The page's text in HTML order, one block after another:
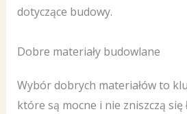
dotyczące budowy.
Dobre materiały budowlane
Wybór dobrych materiałów to
które są mocne i nie zniszczą się